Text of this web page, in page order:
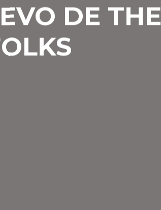
DE THE